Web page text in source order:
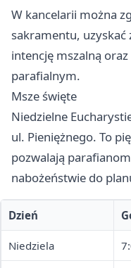
W kancelarii można
sakramentu, uzyskać
intencję mszalną
parafialnym.
Msze święte
Niedzielne
ul. Pieniężnego. To
pozwalają
nabożeństwie do
Dzień
Niedziela